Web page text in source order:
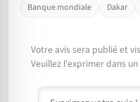
Banque mondiale Dakar
Votre avis sera publié et
Veuillez l'exprimer dans
Commentaire